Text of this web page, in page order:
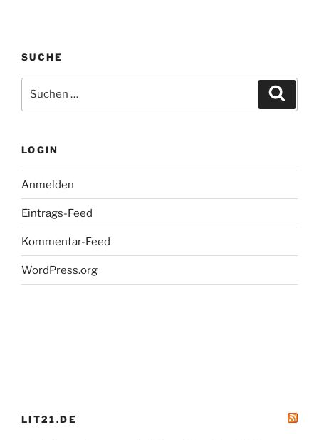
SUCHE
nach:
LOGIN
Anmelden
Eintrags-Feed
Kommentar-Feed
WordPress.org
LIT21.DE